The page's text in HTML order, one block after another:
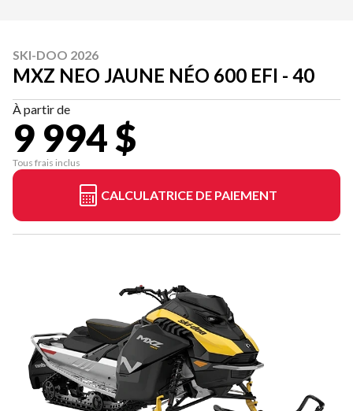
SKI-DOO 2026
MXZ NEO JAUNE NÉO 600 EFI - 40
À partir de
9 994 $
Tous frais inclus
CALCULATRICE DE PAIEMENT